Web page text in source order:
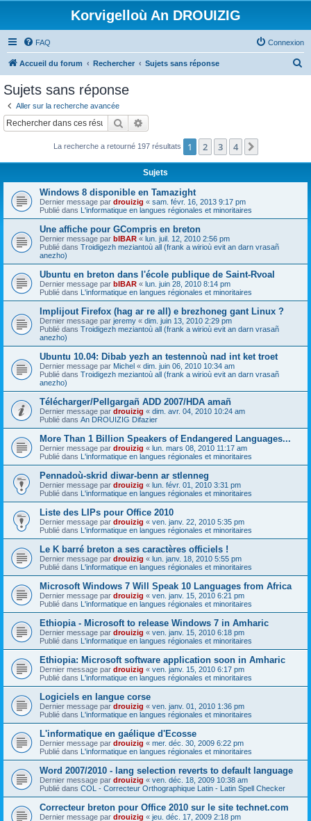
Korvigelloù An DROUIZIG
FAQ Connexion
Accueil du forum Rechercher Sujets sans réponse
c
Sujets sans réponse
Aller sur la recherche avancée
Rechercher
La recherche a retourné 197 résultats 1 2 3 4
Sujets
Windows 8 disponible en Tamazight
Dernier message par drouizig « sam. févr. 16, 2013 9:17 pm
Publié dans L'informatique en langues régionales et minoritaires
Une affiche pour GCompris en breton
Dernier message par bIBAR « lun. juil. 12, 2010 2:56 pm
Publié dans Troidigezh meziantoù all (frank a wirioù evit an darn vrasañ
anezho)
Ubuntu en breton dans l'école publique de Saint-Rvoal
Dernier message par bIBAR « lun. juin 28, 2010 8:14 pm
Publié dans L'informatique en langues régionales et minoritaires
Implijout Firefox (hag ar re all) e brezhoneg gant Linux ?
Dernier message par jeremy « dim. juin 13, 2010 2:29 pm
Publié dans Troidigezh meziantoù all (frank a wirioù evit an darn vrasañ
anezho)
Ubuntu 10.04: Dibab yezh an testennoù nad int ket troet
Dernier message par Michel « dim. juin 06, 2010 10:34 am
Publié dans Troidigezh meziantoù all (frank a wirioù evit an darn vrasañ
anezho)
Télécharger/Pellgargañ ADD 2007/HDA amañ
Dernier message par drouizig « dim. avr. 04, 2010 10:24 am
Publié dans An DROUIZIG Difazier
More Than 1 Billion Speakers of Endangered Languages...
Dernier message par drouizig « lun. mars 08, 2010 11:17 am
Publié dans L'informatique en langues régionales et minoritaires
Pennadoù-skrid diwar-benn ar stlenneg
Dernier message par drouizig « lun. févr. 01, 2010 3:31 pm
Publié dans L'informatique en langues régionales et minoritaires
Liste des LIPs pour Office 2010
Dernier message par drouizig « ven. janv. 22, 2010 5:35 pm
Publié dans L'informatique en langues régionales et minoritaires
Le K barré breton a ses caractères officiels !
Dernier message par drouizig « lun. janv. 18, 2010 5:55 pm
Publié dans L'informatique en langues régionales et minoritaires
Microsoft Windows 7 Will Speak 10 Languages from Africa
Dernier message par drouizig « ven. janv. 15, 2010 6:21 pm
Publié dans L'informatique en langues régionales et minoritaires
Ethiopia - Microsoft to release Windows 7 in Amharic
Dernier message par drouizig « ven. janv. 15, 2010 6:18 pm
Publié dans L'informatique en langues régionales et minoritaires
Ethiopia: Microsoft software application soon in Amharic
Dernier message par drouizig « ven. janv. 15, 2010 6:17 pm
Publié dans L'informatique en langues régionales et minoritaires
Logiciels en langue corse
Dernier message par drouizig « ven. janv. 01, 2010 1:36 pm
Publié dans L'informatique en langues régionales et minoritaires
L'informatique en gaélique d'Ecosse
Dernier message par drouizig « mer. déc. 30, 2009 6:22 pm
Publié dans L'informatique en langues régionales et minoritaires
Word 2007/2010 - lang selection reverts to default language
Dernier message par drouizig « ven. déc. 18, 2009 10:38 am
Publié dans COL - Correcteur Orthographique Latin - Latin Spell Checker
Correcteur breton pour Office 2010 sur le site technet.com
Dernier message par drouizig « jeu. déc. 17, 2009 2:18 pm